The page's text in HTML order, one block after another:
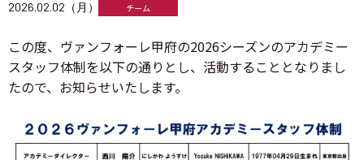
2026.02.02（月） チーム
この度、ヴァンフォーレ甲府の2026シーズンのアカデミー
スタッフ体制を以下の通りとし、活動することとなりまし
たので、お知らせいたします。